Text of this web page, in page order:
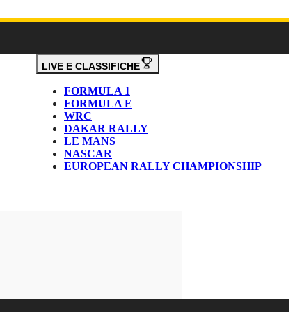
LIVE E CLASSIFICHE
FORMULA 1
FORMULA E
WRC
DAKAR RALLY
LE MANS
NASCAR
EUROPEAN RALLY CHAMPIONSHIP